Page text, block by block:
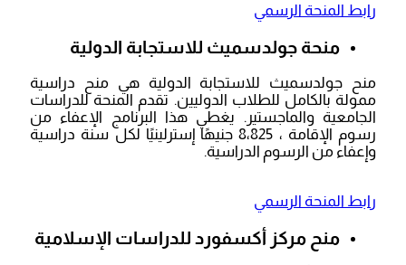
رابط المنحة الرسمي
منحة جولدسميث للاستجابة الدولية
منح جولدسميث للاستجابة الدولية هي منح دراسية
ممولة بالكامل للطلاب الدوليين. تقدم المنحة للدراسات
الجامعية والماجستير. يغطي هذا البرنامج الإعفاء من
رسوم الإقامة ، 8،825 جنيهًا إسترلينيًا لكل سنة دراسية
وإعفاء من الرسوم الدراسية.
رابط المنحة الرسمي
منح مركز أكسفورد للدراسات الإسلامية